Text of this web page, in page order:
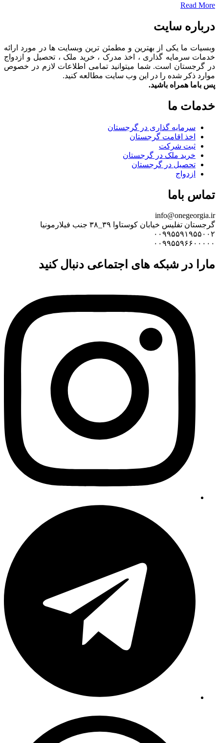
Read More
درباره سایت
وبسیات ما یکی از بهترین و مطمئن ترین وبسایت ها در مورد ارائه
خدمات سرمایه گذاری ، اخذ مدرک ، خرید ملک ، تحصیل و ازدواج
در گرجستان است. شما میتوانید تمامی اطلاعات لازم در خصوص
موارد ذکر شده را در این وب سایت مطالعه کنید.
پس باما همراه باشید.
خدمات ما
سرمایه گذاری در گرجستان
اخذ اقامت گرجستان
ثبت شرکت
خرید ملک در گرجستان
تحصیل در گرجستان
ازدواج
تماس باما
info@onegeorgia.ir
گرجستان تفلیس خیابان کوستاوا ۳۹_۳۸ جنب فیلارمونیا
۰۰۹۹۵۵۹۱۹۵۵۰۰۲
۰۰۹۹۵۵۹۶۶۰۰۰۰۰
مارا در شبکه های اجتماعی دنبال کنید